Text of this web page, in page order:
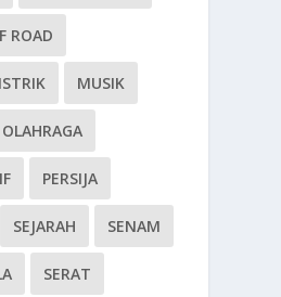
ROAD
MUSIK
OLAHRAGA
PERSIJA
SEJARAH SENAM
SERAT